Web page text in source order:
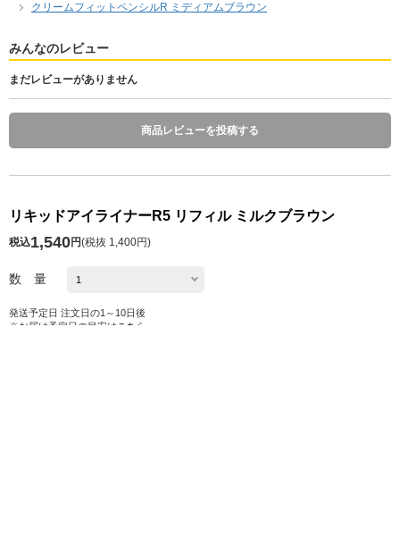
クリームフィットペンシルR ミディアムブラウン
みんなのレビュー
まだレビューがありません
商品レビューを投稿する
リキッドアイライナーR5 リフィル ミルクブラウン
税込1,540円(税抜 1,400円)
数 量
発送予定日 注文日の1～10日後
※お届け予定日の目安は こちら